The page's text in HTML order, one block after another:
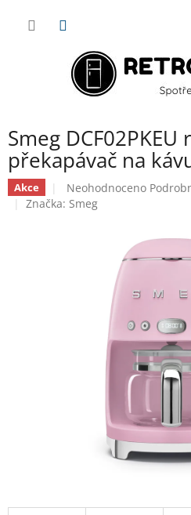
Smeg DCF02PKEU
překapávač na
Akce
Průměrné
hodnocení
hvězdiček.
Neohodnoceno
Značka: Smeg